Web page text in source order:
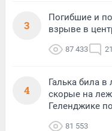
3
Погибшие и
взрыве в
87 433
4
Галька била
скорые на
Геленджике
81 553